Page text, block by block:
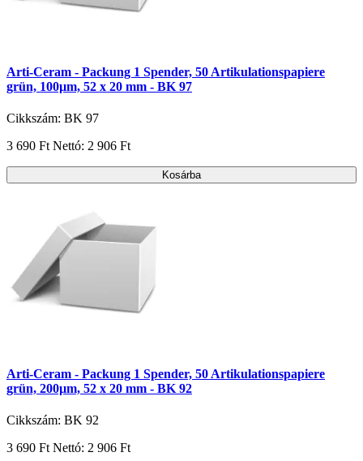
Arti-Ceram - Packung 1 Spender, 50 Artikulationspapiere
grün, 100µm, 52 x 20 mm - BK 97
Cikkszám: BK 97
3 690 FtNettó: 2 906 Ft
Kosárba
Arti-Ceram - Packung 1 Spender, 50 Artikulationspapiere
grün, 200µm, 52 x 20 mm - BK 92
Cikkszám: BK 92
3 690 Ft Nettó: 2 906 Ft